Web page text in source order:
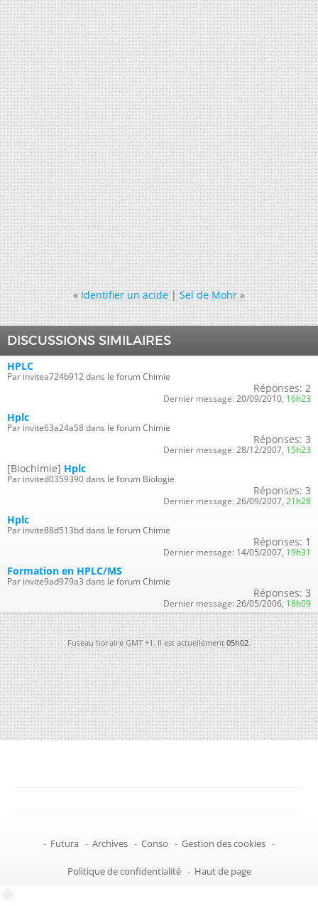
« Identifier un acide|Sel de Mohr »
DISCUSSIONS SIMILAIRES
HPLC
Par invitea724b912 dans le forum Chimie
Réponses: 2
Dernier message: 20/09/2010, 16h23
Hplc
Par invite63a24a58 dans le forum Chimie
Réponses: 3
Dernier message: 28/12/2007, 15h23
[Biochimie] Hplc
Par invited0359390 dans le forum Biologie
Réponses: 3
Dernier message: 26/09/2007, 21h28
Hplc
Par invite88d513bd dans le forum Chimie
Réponses: 1
Dernier message: 14/05/2007, 19h31
Formation en HPLC/MS
Par invite9ad979a3 dans le forum Chimie
Réponses: 3
Dernier message: 26/05/2006, 18h09
Fuseau horaire GMT +1. Il est actuellement05h02.
- Futura - Archives - Conso - Gestion des cookies -
Politique de confidentialité - Haut de page